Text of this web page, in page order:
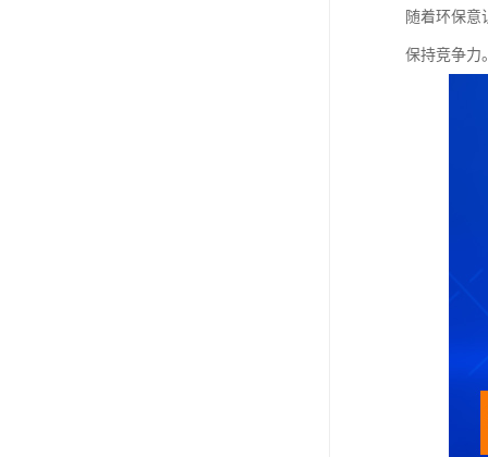
随着环保意
保持竞争力